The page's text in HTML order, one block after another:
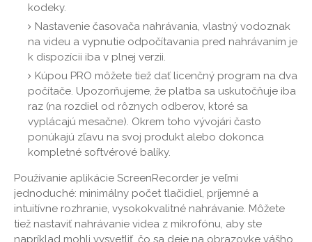
kodeky.
Nastavenie časovača nahrávania, vlastný vodoznak
na videu a vypnutie odpočítavania pred nahrávaním je
k dispozícii iba v plnej verzii.
Kúpou PRO môžete tiež dať licenčný program na dva
počítače. Upozorňujeme, že platba sa uskutočňuje iba
raz (na rozdiel od rôznych odberov, ktoré sa
vyplácajú mesačne). Okrem toho vývojári často
ponúkajú zľavu na svoj produkt alebo dokonca
kompletné softvérové ​​balíky.
Používanie aplikácie ScreenRecorder je veľmi
jednoduché: minimálny počet tlačidiel, príjemné a
intuitívne rozhranie, vysokokvalitné nahrávanie. Môžete
tiež nastaviť nahrávanie videa z mikrofónu, aby ste
napríklad mohli vysvetliť, čo sa deje na obrazovke vášho